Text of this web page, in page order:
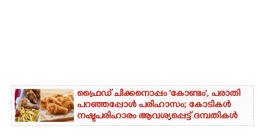
ഫ്രൈഡ് ചിക്കനൊപ്പം 'കോണ്ടം',​ പരാതി
പറഞ്ഞപ്പോൾ പരിഹാസം; കോടികൾ
നഷ്ടപരിഹാരം ആവശ്യപ്പെട്ട് ദമ്പതികൾ